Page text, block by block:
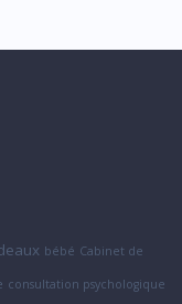
bébé Cabinet de
consultation psychologique